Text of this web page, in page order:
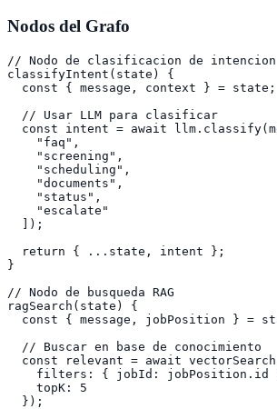
Nodos del Grafo
// Nodo de clasificacion de intencion
classifyIntent(state) {
  const { message, context } = state;
  // Usar LLM para clasificar
const intent = await
    "faq",
    "screening",
    "scheduling",
    "documents",
    "status",
    "escalate"
  ]);
  return { ...state, intent };
}
// Nodo de busqueda RAG
ragSearch(state) {
const { message, jobPosition } =
  // Buscar en base de conocimiento
const relevant = await
filters: { jobId: jobPosition.id
    topK: 5
  });